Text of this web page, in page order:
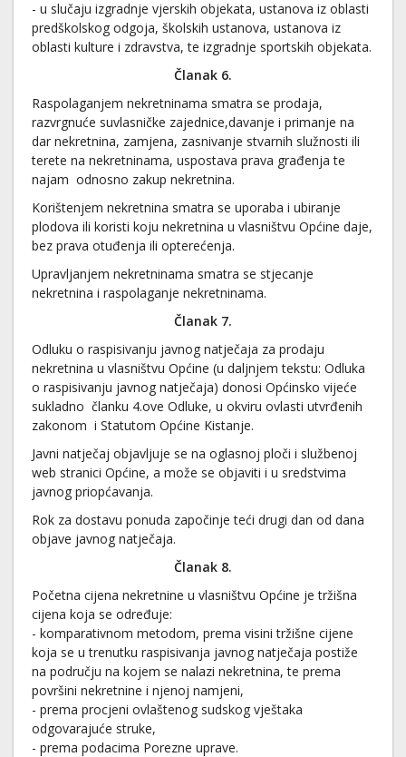
- u slučaju izgradnje vjerskih objekata, ustanova iz oblasti
predškolskog odgoja, školskih ustanova, ustanova iz
oblasti kulture i zdravstva, te izgradnje sportskih objekata.
Članak 6.
Raspolaganjem nekretninama smatra se prodaja,
razvrgnuće suvlasničke zajednice,davanje i primanje na
dar nekretnina, zamjena, zasnivanje stvarnih služnosti ili
terete na nekretninama, uspostava prava građenja te
najam odnosno zakup nekretnina.
Korištenjem nekretnina smatra se uporaba i ubiranje
plodova ili koristi koju nekretnina u vlasništvu Općine daje,
bez prava otuđenja ili opterećenja.
Upravljanjem nekretninama smatra se stjecanje
nekretnina i raspolaganje nekretninama.
Članak 7.
Odluku o raspisivanju javnog natječaja za prodaju
nekretnina u vlasništvu Općine (u daljnjem tekstu: Odluka
o raspisivanju javnog natječaja) donosi Općinsko vijeće
sukladno članku 4.ove Odluke, u okviru ovlasti utvrđenih
zakonom i Statutom Općine Kistanje.
Javni natječaj objavljuje se na oglasnoj ploči i službenoj
web stranici Općine, a može se objaviti i u sredstvima
javnog priopćavanja.
Rok za dostavu ponuda započinje teći drugi dan od dana
objave javnog natječaja.
Članak 8.
Početna cijena nekretnine u vlasništvu Općine je tržišna
cijena koja se određuje:
- komparativnom metodom, prema visini tržišne cijene
koja se u trenutku raspisivanja javnog natječaja postiže
na području na kojem se nalazi nekretnina, te prema
površini nekretnine i njenoj namjeni,
- prema procjeni ovlaštenog sudskog vještaka
odgovarajuće struke,
- prema podacima Porezne uprave.